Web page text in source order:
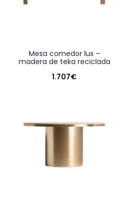
mesa comedor lux –
madera de teka reciclada
1.707€